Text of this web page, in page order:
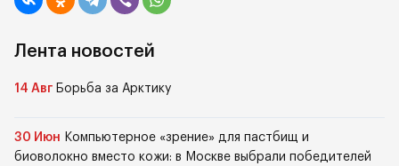
Лента новостей
14 Авг Борьба за Арктику
30 Июн Компьютерное «зрение» для пастбищ и
биоволокно вместо кожи: в Москве выбрали победителей